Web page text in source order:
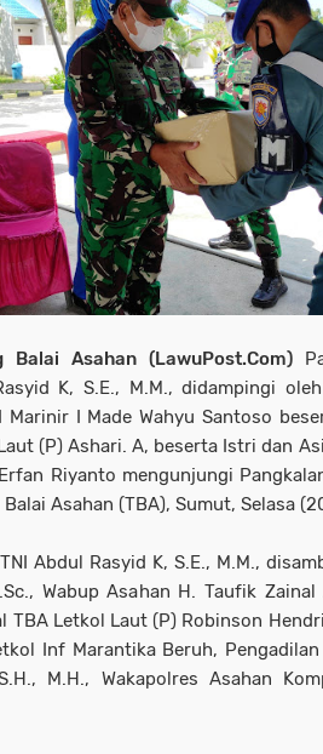
Balai Asahan (LawuPost.Com)
K, S.E., M.M., didampingi
Marinir I Made Wahyu Santoso
(P) Ashari. A, beserta Istri dan
Riyanto mengunjungi
Asahan (TBA), Sumut, Selasa
Abdul Rasyid K, S.E., M.M.,
Wabup Asahan H. Taufik Zainal
TBA Letkol Laut (P) Robinson
Inf Marantika Beruh, Pengadilan
M.H., Wakapolres Asahan